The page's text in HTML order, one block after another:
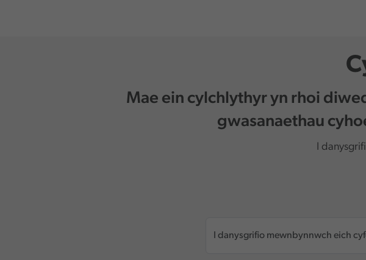
Mae ein cylchlythyr yn rhoi
gwasanaethau
I